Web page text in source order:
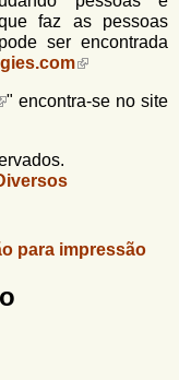
faz as pessoas
ser encontrada
" encontra-se no site
para impressão